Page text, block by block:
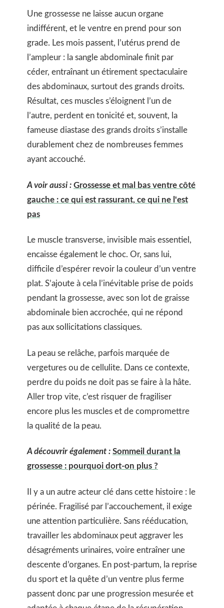
Une grossesse ne laisse aucun organe
indifférent, et le ventre en prend pour son
grade. Les mois passent, l’utérus prend de
l’ampleur : la sangle abdominale finit par
céder, entraînant un étirement spectaculaire
des abdominaux, surtout des grands droits.
Résultat, ces muscles s’éloignent l’un de
l’autre, perdent en tonicité et, souvent, la
fameuse diastase des grands droits s’installe
durablement chez de nombreuses femmes
ayant accouché.
A voir aussi : Grossesse et mal bas ventre côté
gauche : ce qui est rassurant, ce qui ne l'est
pas
Le muscle transverse, invisible mais essentiel,
encaisse également le choc. Or, sans lui,
difficile d’espérer revoir la couleur d’un ventre
plat. S’ajoute à cela l’inévitable prise de poids
pendant la grossesse, avec son lot de graisse
abdominale bien accrochée, qui ne répond
pas aux sollicitations classiques.
La peau se relâche, parfois marquée de
vergetures ou de cellulite. Dans ce contexte,
perdre du poids ne doit pas se faire à la hâte.
Aller trop vite, c’est risquer de fragiliser
encore plus les muscles et de compromettre
la qualité de la peau.
A découvrir également : Sommeil durant la
grossesse : pourquoi dort-on plus ?
Il y a un autre acteur clé dans cette histoire : le
périnée. Fragilisé par l’accouchement, il exige
une attention particulière. Sans rééducation,
travailler les abdominaux peut aggraver les
désagréments urinaires, voire entraîner une
descente d’organes. En post-partum, la reprise
du sport et la quête d’un ventre plus ferme
passent donc par une progression mesurée et